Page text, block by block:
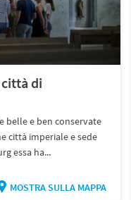
di
belle e ben conservate
città imperiale e sede
essa ha...
MOSTRA SULLA MAPPA